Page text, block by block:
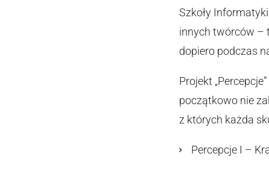
Szkoły
innych twórców –
dopiero podczas
Projekt
początkowo nie
z których każda
Percepcje I –